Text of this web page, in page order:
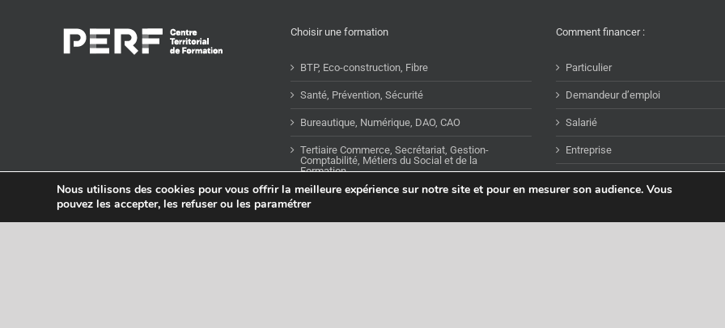
Choisir une formation
BTP, Eco-construction, Fibre
Santé, Prévention, Sécurité
Bureautique, Numérique, DAO, CAO
Tertiaire Commerce, Secrétariat, Gestion-
Comptabilité, Métiers du Social et de la
Formation
Orientation, Bilan de compétences,
Compétences clés, CLEA
Comment financer :
Particulier
Demandeur d’emploi
Salarié
Entreprise
Nous utilisons des cookies pour vous offrir la meilleure expérience sur notre site et pour en mesurer son audience. Vous
pouvez les accepter, les refuser ou les paramétrer